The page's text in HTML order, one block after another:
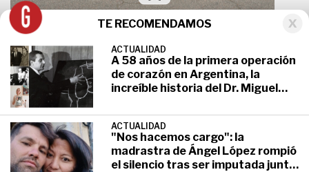
Madres de Malvinas: "Hace 35 años
que esperábamos este
reconocimiento"
TE RECOMENDAMOS
ACTUALIDAD
A 58 años de la primera operación
de corazón en Argentina, la
increíble historia del Dr. Miguel
recibido en la UBA que se
consideraba pintor pero "no
héroe"
ACTUALIDAD
"Nos hacemos cargo": la
madrastra de Ángel López rompió
el silencio tras ser imputada junto